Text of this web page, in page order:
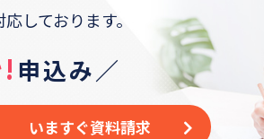
しております。
! 申込み／
いますぐ資料請求